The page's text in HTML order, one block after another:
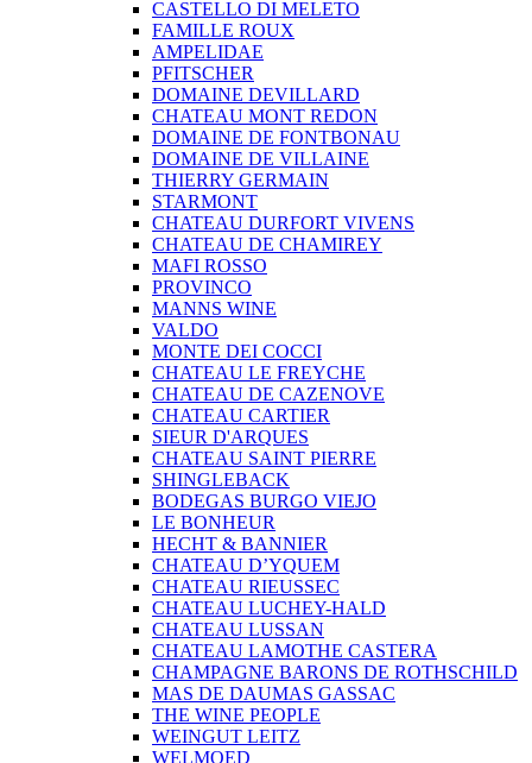
CASTELLO DI MELETO
FAMILLE ROUX
AMPELIDAE
PFITSCHER
DOMAINE DEVILLARD
CHATEAU MONT REDON
DOMAINE DE FONTBONAU
DOMAINE DE VILLAINE
THIERRY GERMAIN
STARMONT
CHATEAU DURFORT VIVENS
CHATEAU DE CHAMIREY
MAFI ROSSO
PROVINCO
MANNS WINE
VALDO
MONTE DEI COCCI
CHATEAU LE FREYCHE
CHATEAU DE CAZENOVE
CHATEAU CARTIER
SIEUR D'ARQUES
CHATEAU SAINT PIERRE
SHINGLEBACK
BODEGAS BURGO VIEJO
LE BONHEUR
HECHT & BANNIER
CHATEAU D’YQUEM
CHATEAU RIEUSSEC
CHATEAU LUCHEY-HALD
CHATEAU LUSSAN
CHATEAU LAMOTHE CASTERA
CHAMPAGNE BARONS DE ROTHSCHILD
MAS DE DAUMAS GASSAC
THE WINE PEOPLE
WEINGUT LEITZ
WELMOED